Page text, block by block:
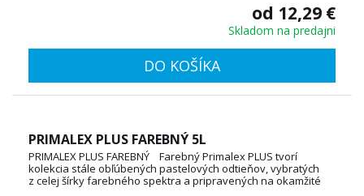
od 12,29 €
Skladom na predajni
DO KOŠÍKA
PRIMALEX PLUS FAREBNÝ 5L
PRIMALEX PLUS FAREBNÝ Farebný Primalex PLUS tvorí
kolekcia stále obľúbených pastelových odtieňov, vybratých
z celej šírky farebného spektra a pripravených na okamžité